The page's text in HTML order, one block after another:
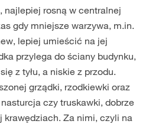
najlepiej rosną w centralnej
gdy mniejsze warzywa, m.in.
lepiej umieścić na jej
przylega do ściany budynku,
z tyłu, a niskie z przodu.
grządki, rzodkiewki oraz
czy truskawki, dobrze
krawędziach. Za nimi, czyli na